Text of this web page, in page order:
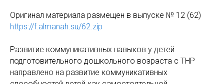
Оригинaл материала размещен в выпуске № 12 (62)
https://f.almanah.su/62.zip
Развитие коммуникативных навыков у детей
подготовительного дошкольного возраста с ТНР
направлено на развитие коммуникативных